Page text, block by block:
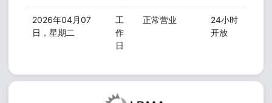
2026年04月07
日，星期二
工
作
日
正常营业
24小时
开放